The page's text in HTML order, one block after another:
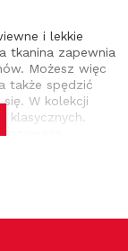
i lekkie
tkanina zapewnia
Możesz więc
także spędzić
W kolekcji
klasycznych.